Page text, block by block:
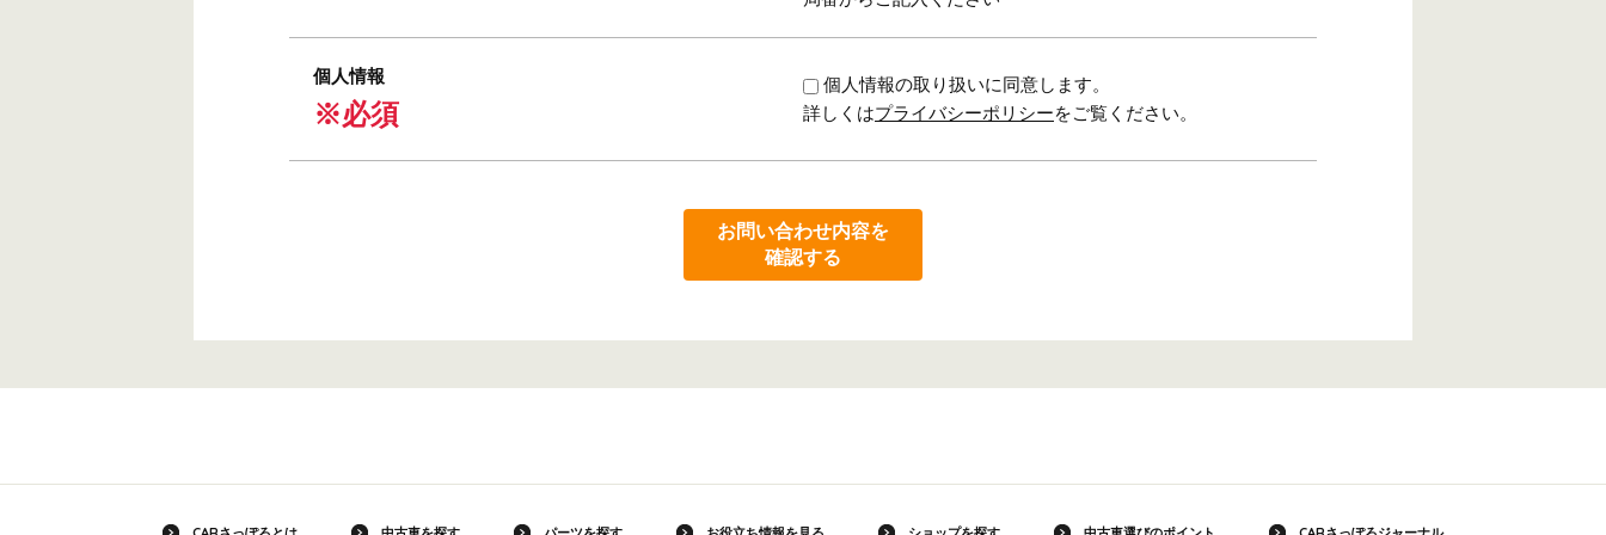
個人情報
※必須
個人情報の取り扱いに同意します。
詳しくはプライバシーポリシーをご覧ください。
お問い合わせ内容を
確認する